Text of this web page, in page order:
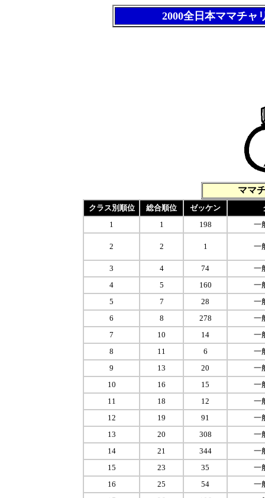
2000全日本ママチャ
ママ
クラス別順位 総合順位 ゼッケン
1
1 198 一
2 2 1 一
3 4 74
一
4
5 160
一
5
7 28
一
6
8 278
一
7
10 14
一
8
11 6
一
9
13 20
一
10
16 15
一
11
18 12
一
12
19 91
一
13
20 308
一
14
21 344
一
15
23 35
一
16
25 54
一